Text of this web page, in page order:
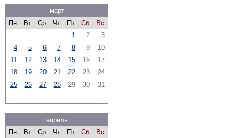
март
Пн
Вт Ср Чт Пт Сб
Вс
1
2
3
4
5 6 7 8 9
10
11
12 13 14 15 16
17
18
19 20 21 22 23
24
25
26 27 28 29 30 31
апрель
Пн
Вт Ср Чт Пт Сб
Вс